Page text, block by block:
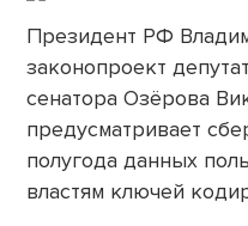
Президент РФ
законопроект
сенатора Озёрова
предусматривает
полугода данных
властям ключей